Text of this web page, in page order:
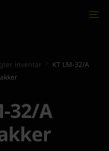
inventar
KT LM-32/A
32/A